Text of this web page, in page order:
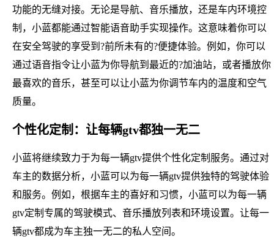
功能的无缝对接。无论是导航、音乐播放，还是车内环境控
制，小蓝都能通过智能语音助手实现操作。这意味着你可以
在安全驾驶的享受到?前所未有的?便捷体验。例如，你可以
通过语音指令让小蓝为你导航到最近的?加油站，或者播放你
最喜欢的音乐，甚至可以让小蓝为你调节车内的温度和空气
质量。
个性化定制：让每辆gtv都独一无二
小蓝将继续致力于为每一辆gtv提供个性化定制服务。通过对
车主的数据分析，小蓝可以为每一辆gtv提供独特的驾驶体验
和服务。例如，根据车主的喜好和习惯，小蓝可以为每一辆
gtv定制专属的驾驶模式、音乐播放列表和环境设置。让每一
辆gtv都成为车主独一无二的私人空间。